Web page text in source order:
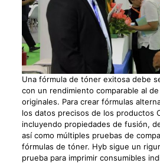
Una fórmula de tóner exitosa debe
con un rendimiento comparable al
originales. Para crear fórmulas
los datos precisos de los productos
incluyendo propiedades de fusión,
así como múltiples pruebas de
fórmulas de tóner. Hyb sigue un
prueba para imprimir consumibles